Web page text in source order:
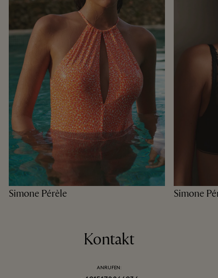
Simone Pérèle Simone
Kontakt
ANRUFEN: